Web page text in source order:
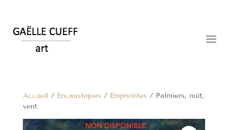
Accueil / Encaustiques / Empreintes / Palmiers, nuit,
vent